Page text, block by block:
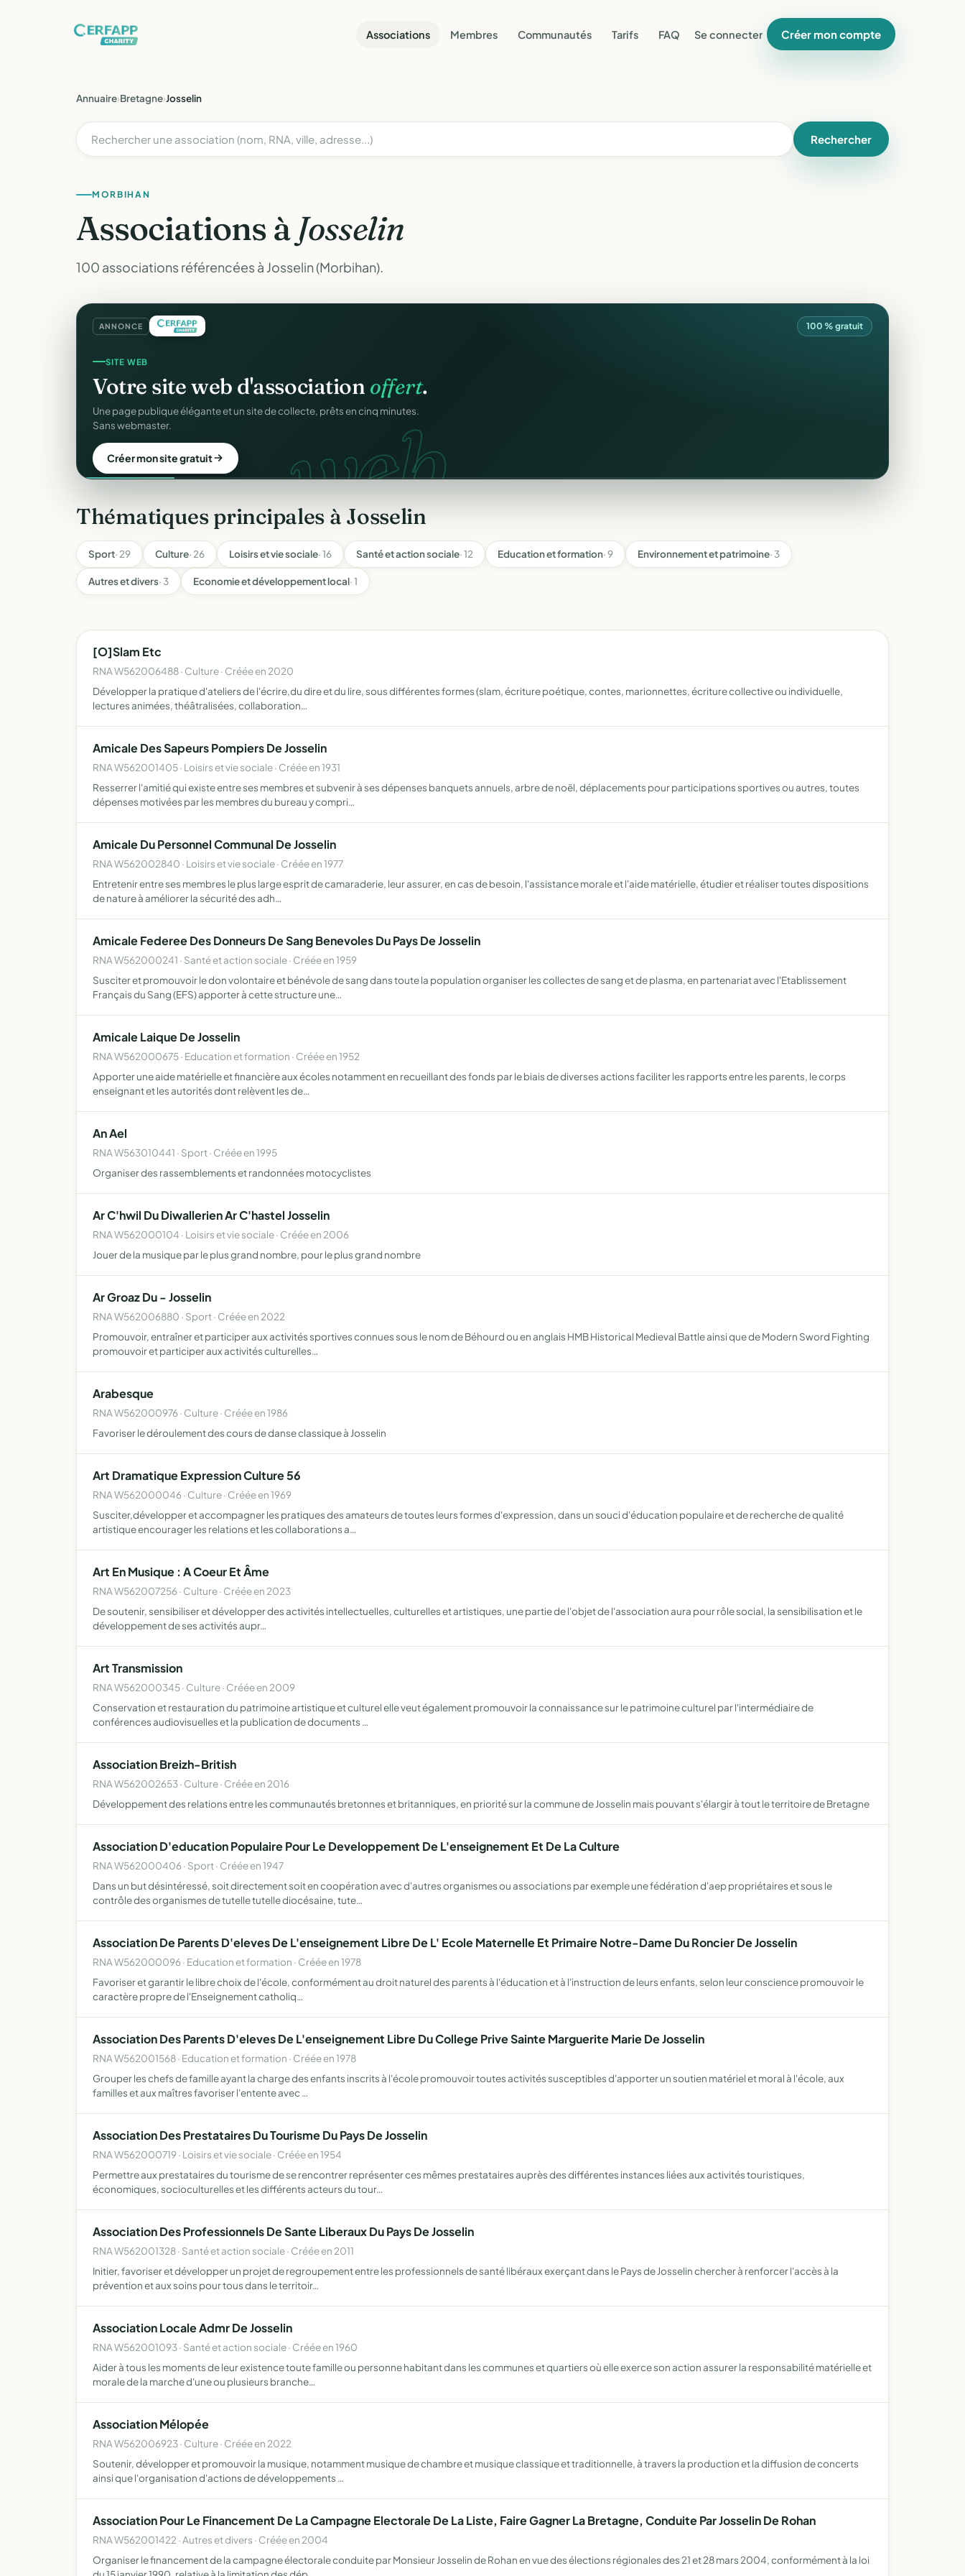
Associations Membres Communautés Tarifs FAQ Se connecter Créer mon compte
Annuaire›Bretagne›Josselin
Rechercher
MORBIHAN
Associations à Josselin
100 associations référencées à Josselin (Morbihan).
ANNONCE 100 % gratuit
web.
SITE WEB
Votre site web d'association offert.
Une page publique élégante et un site de collecte, prêts en cinq minutes.
Sans webmaster.
Créer mon site gratuit
Thématiques principales à Josselin
Sport· 29 Culture· 26 Loisirs et vie sociale· 16 Santé et action sociale· 12 Education et formation· 9 Environnement et patrimoine· 3
Autres et divers· 3 Economie et développement local· 1
[O]Slam Etc
RNA W562006488 · Culture · Créée en 2020
Développer la pratique d'ateliers de l'écrire,du dire et du lire, sous différentes formes (slam, écriture poétique, contes, marionnettes, écriture collective ou individuelle,
lectures animées, théâtralisées, collaboration…
Amicale Des Sapeurs Pompiers De Josselin
RNA W562001405 · Loisirs et vie sociale · Créée en 1931
Resserrer l'amitié qui existe entre ses membres et subvenir à ses dépenses banquets annuels, arbre de noël, déplacements pour participations sportives ou autres, toutes
dépenses motivées par les membres du bureau y compri…
Amicale Du Personnel Communal De Josselin
RNA W562002840 · Loisirs et vie sociale · Créée en 1977
Entretenir entre ses membres le plus large esprit de camaraderie, leur assurer, en cas de besoin, l'assistance morale et l'aide matérielle, étudier et réaliser toutes dispositions
de nature à améliorer la sécurité des adh…
Amicale Federee Des Donneurs De Sang Benevoles Du Pays De Josselin
RNA W562000241 · Santé et action sociale · Créée en 1959
Susciter et promouvoir le don volontaire et bénévole de sang dans toute la population organiser les collectes de sang et de plasma, en partenariat avec l'Etablissement
Français du Sang (EFS) apporter à cette structure une…
Amicale Laique De Josselin
RNA W562000675 · Education et formation · Créée en 1952
Apporter une aide matérielle et financière aux écoles notamment en recueillant des fonds par le biais de diverses actions faciliter les rapports entre les parents, le corps
enseignant et les autorités dont relèvent les de…
An Ael
RNA W563010441 · Sport · Créée en 1995
Organiser des rassemblements et randonnées motocyclistes
Ar C'hwil Du Diwallerien Ar C'hastel Josselin
RNA W562000104 · Loisirs et vie sociale · Créée en 2006
Jouer de la musique par le plus grand nombre, pour le plus grand nombre
Ar Groaz Du - Josselin
RNA W562006880 · Sport · Créée en 2022
Promouvoir, entraîner et participer aux activités sportives connues sous le nom de Béhourd ou en anglais HMB Historical Medieval Battle ainsi que de Modern Sword Fighting
promouvoir et participer aux activités culturelles…
Arabesque
RNA W562000976 · Culture · Créée en 1986
Favoriser le déroulement des cours de danse classique à Josselin
Art Dramatique Expression Culture 56
RNA W562000046 · Culture · Créée en 1969
Susciter,développer et accompagner les pratiques des amateurs de toutes leurs formes d'expression, dans un souci d'éducation populaire et de recherche de qualité
artistique encourager les relations et les collaborations a…
Art En Musique : A Coeur Et Âme
RNA W562007256 · Culture · Créée en 2023
De soutenir, sensibiliser et développer des activités intellectuelles, culturelles et artistiques, une partie de l'objet de l'association aura pour rôle social, la sensibilisation et le
développement de ses activités aupr…
Art Transmission
RNA W562000345 · Culture · Créée en 2009
Conservation et restauration du patrimoine artistique et culturel elle veut également promouvoir la connaissance sur le patrimoine culturel par l'intermédiaire de
conférences audiovisuelles et la publication de documents …
Association Breizh-British
RNA W562002653 · Culture · Créée en 2016
Développement des relations entre les communautés bretonnes et britanniques, en priorité sur la commune de Josselin mais pouvant s'élargir à tout le territoire de Bretagne
Association D'education Populaire Pour Le Developpement De L'enseignement Et De La Culture
RNA W562000406 · Sport · Créée en 1947
Dans un but désintéressé, soit directement soit en coopération avec d'autres organismes ou associations par exemple une fédération d'aep propriétaires et sous le
contrôle des organismes de tutelle tutelle diocésaine, tute…
Association De Parents D'eleves De L'enseignement Libre De L' Ecole Maternelle Et Primaire Notre-Dame Du Roncier De Josselin
RNA W562000096 · Education et formation · Créée en 1978
Favoriser et garantir le libre choix de l'école, conformément au droit naturel des parents à l'éducation et à l'instruction de leurs enfants, selon leur conscience promouvoir le
caractère propre de l'Enseignement catholiq…
Association Des Parents D'eleves De L'enseignement Libre Du College Prive Sainte Marguerite Marie De Josselin
RNA W562001568 · Education et formation · Créée en 1978
Grouper les chefs de famille ayant la charge des enfants inscrits à l'école promouvoir toutes activités susceptibles d'apporter un soutien matériel et moral à l'école, aux
familles et aux maîtres favoriser l'entente avec …
Association Des Prestataires Du Tourisme Du Pays De Josselin
RNA W562000719 · Loisirs et vie sociale · Créée en 1954
Permettre aux prestataires du tourisme de se rencontrer représenter ces mêmes prestataires auprès des différentes instances liées aux activités touristiques,
économiques, socioculturelles et les différents acteurs du tour…
Association Des Professionnels De Sante Liberaux Du Pays De Josselin
RNA W562001328 · Santé et action sociale · Créée en 2011
Initier, favoriser et développer un projet de regroupement entre les professionnels de santé libéraux exerçant dans le Pays de Josselin chercher à renforcer l'accès à la
prévention et aux soins pour tous dans le territoir…
Association Locale Admr De Josselin
RNA W562001093 · Santé et action sociale · Créée en 1960
Aider à tous les moments de leur existence toute famille ou personne habitant dans les communes et quartiers où elle exerce son action assurer la responsabilité matérielle et
morale de la marche d'une ou plusieurs branche…
Association Mélopée
RNA W562006923 · Culture · Créée en 2022
Soutenir, développer et promouvoir la musique, notamment musique de chambre et musique classique et traditionnelle, à travers la production et la diffusion de concerts
ainsi que l'organisation d'actions de développements …
Association Pour Le Financement De La Campagne Electorale De La Liste, Faire Gagner La Bretagne, Conduite Par Josselin De Rohan
RNA W562001422 · Autres et divers · Créée en 2004
Organiser le financement de la campagne électorale conduite par Monsieur Josselin de Rohan en vue des élections régionales des 21 et 28 mars 2004, conformément à la loi